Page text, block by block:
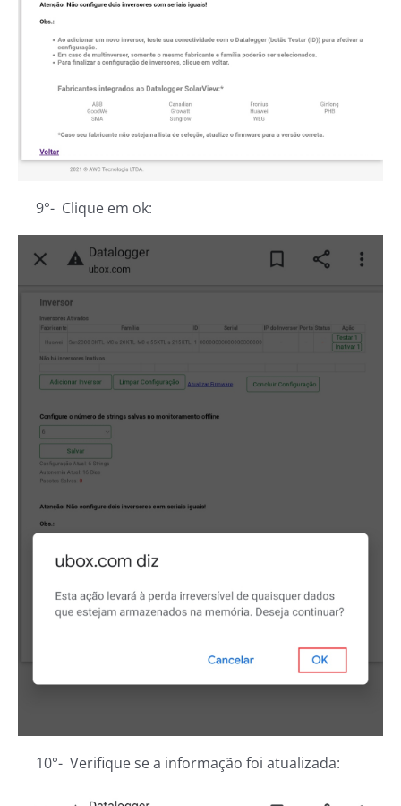
9°- Clique em ok:
10°- Verifique se a informação foi atualizada: